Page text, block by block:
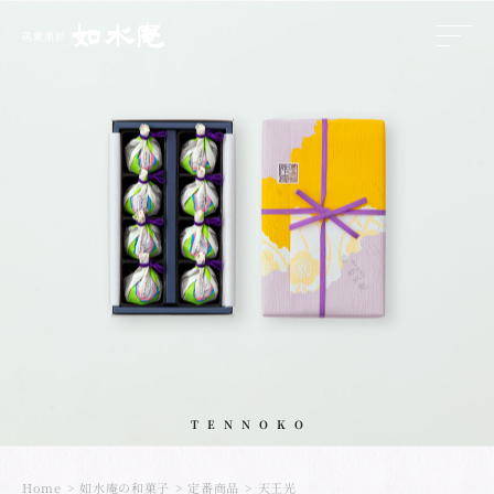
TENNOKO
Home 如水庵の和菓子 定番商品 天王光